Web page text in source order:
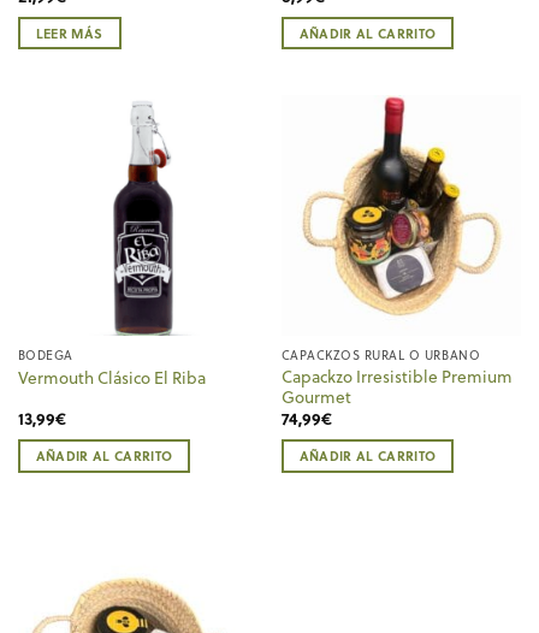
LEER MÁS AÑADIR AL CARRITO
BODEGA
Vermouth Clásico El Riba
13,99€
AÑADIR AL CARRITO
CAPACKZOS RURAL O URBANO
Capackzo Irresistible Premium
Gourmet
74,99€
AÑADIR AL CARRITO